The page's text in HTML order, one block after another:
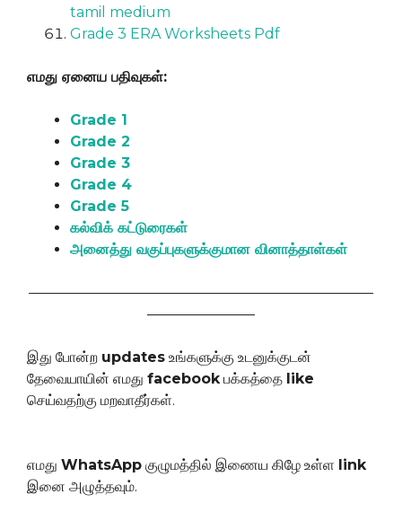
tamil medium
Grade 3 ERA Worksheets Pdf
எமது ஏனைய பதிவுகள்:
Grade 1
Grade 2
Grade 3
Grade 4
Grade 5
கல்விக் கட்டுரைகள்
அனைத்து வகுப்புகளுக்குமான வினாத்தாள்கள்
————————————————————————
———————–
இது போன்ற updates உங்களுக்கு உடனுக்குடன்
தேவையாயின் எமது facebook பக்கத்தை like
செய்வதற்கு மறவாதீர்கள்.
எமது WhatsApp குழுமத்தில் இணைய கிழே உள்ள link
இனை அழுத்தவும்.